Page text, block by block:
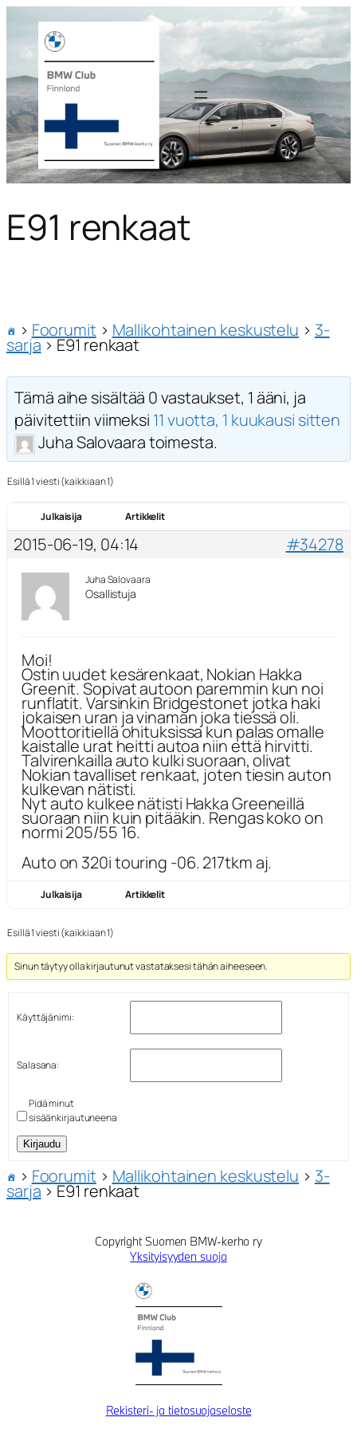
E91 renkaat
› Foorumit › Mallikohtainen keskustelu › 3-
sarja›E91 renkaat
Tämä aihe sisältää 0 vastaukset, 1 ääni, ja
päivitettiin viimeksi 11 vuotta, 1 kuukausi sitten
Juha Salovaara toimesta.
Esillä 1 viesti (kaikkiaan 1)
Julkaisija Artikkelit
2015-06-19, 04:14 #34278
Juha Salovaara
Osallistuja
Moi!
Ostin uudet kesärenkaat, Nokian Hakka
Greenit. Sopivat autoon paremmin kun noi
runflatit. Varsinkin Bridgestonet jotka haki
jokaisen uran ja vinaman joka tiessä oli.
Moottoritiellä ohituksissa kun palas omalle
kaistalle urat heitti autoa niin että hirvitti.
Talvirenkailla auto kulki suoraan, olivat
Nokian tavalliset renkaat, joten tiesin auton
kulkevan nätisti.
Nyt auto kulkee nätisti Hakka Greeneillä
suoraan niin kuin pitääkin. Rengas koko on
normi 205/55 16.
Auto on 320i touring -06. 217tkm aj.
Julkaisija Artikkelit
Esillä 1 viesti (kaikkiaan 1)
Sinun täytyy olla kirjautunut vastataksesi tähän aiheeseen.
Käyttäjänimi:
Salasana:
Pidä minut
sisäänkirjautuneena
Kirjaudu
› Foorumit › Mallikohtainen keskustelu › 3-
sarja›E91 renkaat
Copyright Suomen BMW-kerho ry
Yksityisyyden suoja
Rekisteri- ja tietosuojaseloste